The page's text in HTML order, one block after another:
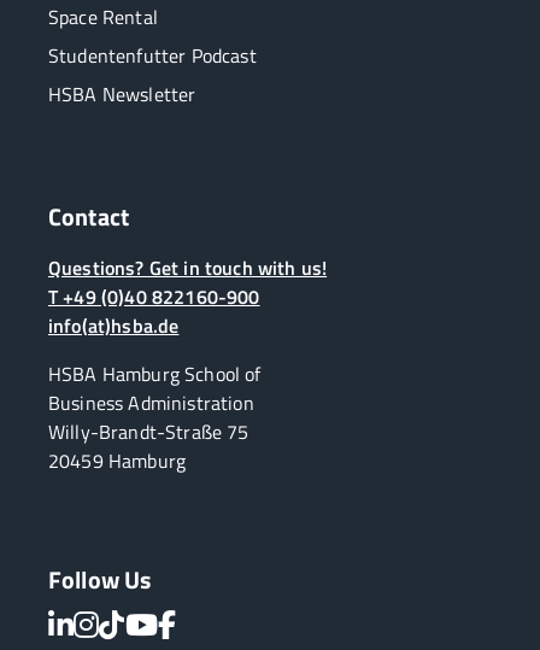
Space Rental
Studentenfutter Podcast
HSBA Newsletter
Contact
Questions? Get in touch with us!
T +49 (0)40 822160-900
info(at)hsba.de
HSBA Hamburg School of
Business Administration
Willy-Brandt-Straße 75
20459 Hamburg
Follow Us